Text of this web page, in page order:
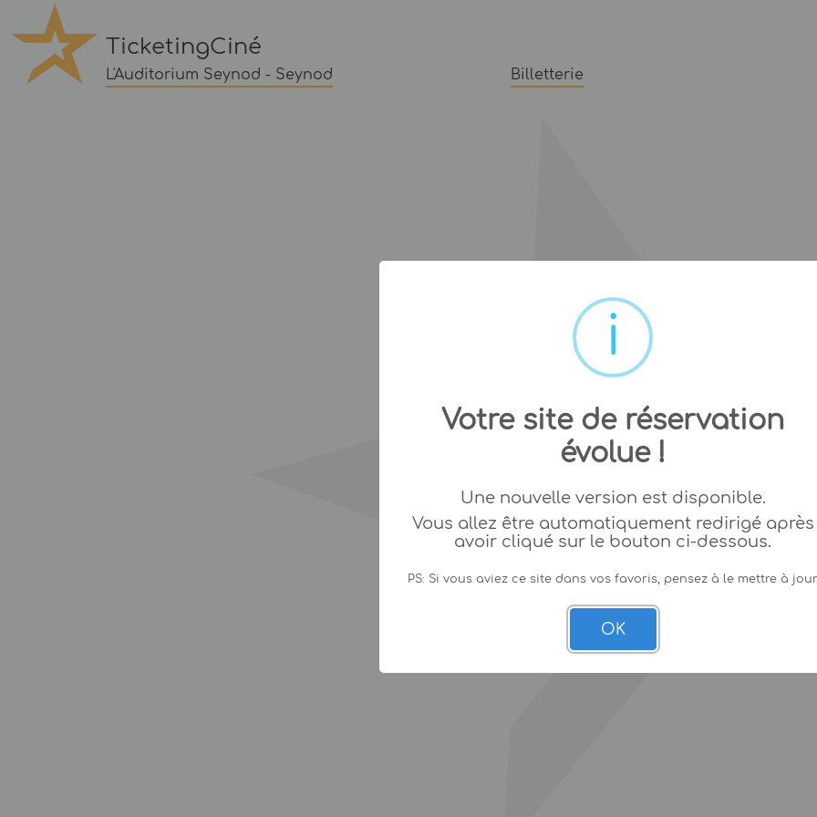
TicketingCiné
L'Auditorium Seynod - Seynod Billetterie
Votre site de réservation
évolue !
Une nouvelle version est disponible.
Vous allez être automatiquement redirigé après
avoir cliqué sur le bouton ci-dessous.
PS: Si vous aviez ce site dans vos favoris, pensez à le mettre à
OK